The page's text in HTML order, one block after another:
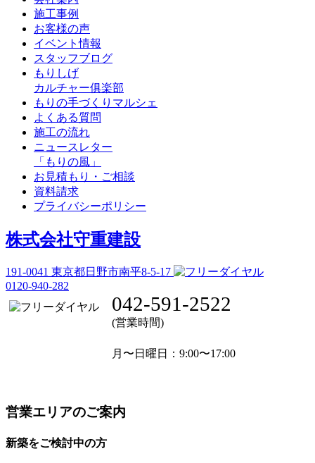
施工事例
お客様の声
イベント情報
スタッフブログ
もりしげ
カルチャー俱楽部
もりの手づくりマルシェ
よくある質問
施工の流れ
ニュースレター
「もりの風」
お見積もり・ご相談
資料請求
プライバシーポリシー
株式会社守重建設
191-0041 東京都日野市南平8-5-17
0120-940-282
042-591-2522
(営業時間)
月〜日曜日 ：9:00〜17:00
営業エリアのご案内
新築をご検討中の方